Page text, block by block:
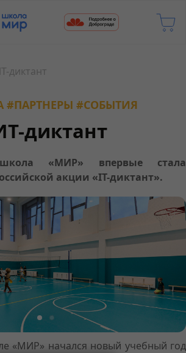
диктант
#ПАРТНЕРЫ #СОБЫТИЯ
диктант
«МИР» впервые стала
акции «IT-диктант».
«МИР» начался новый учебный год